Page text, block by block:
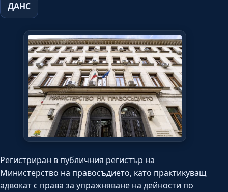
ДАНС
Регистриран в публичния регистър на
Министерство на правосъдието, като практикуващ
адвокат с права за упражняване на дейности по